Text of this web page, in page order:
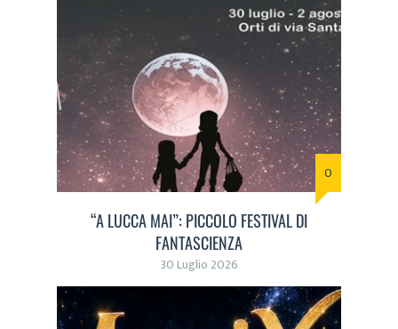
0
“A LUCCA MAI”: PICCOLO FESTIVAL DI
FANTASCIENZA
30 Luglio 2026